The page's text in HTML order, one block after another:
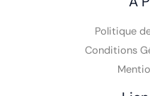
A
Politique
Conditions